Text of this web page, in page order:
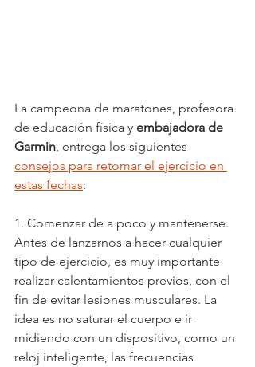
La campeona de maratones, profesora
de educación física y embajadora de
Garmin , entrega los siguientes
consejos para retomar el ejercicio en
estas fechas:
1. Comenzar de a poco y mantenerse.
Antes de lanzarnos a hacer cualquier
tipo de ejercicio, es muy importante
realizar calentamientos previos, con el
fin de evitar lesiones musculares. La
idea es no saturar el cuerpo e ir
midiendo con un dispositivo, como un
reloj inteligente, las frecuencias